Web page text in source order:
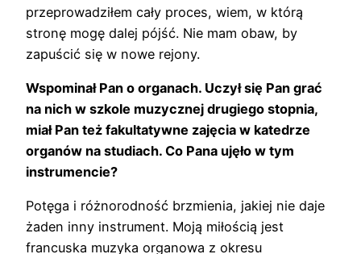
przeprowadziłem cały proces, wiem, w którą
stronę mogę dalej pójść. Nie mam obaw, by
zapuścić się w nowe rejony.
Wspominał Pan o organach. Uczył się Pan grać
na nich w szkole muzycznej drugiego stopnia,
miał Pan też fakultatywne zajęcia w katedrze
organów na studiach. Co Pana ujęło w tym
instrumencie?
Potęga i różnorodność brzmienia, jakiej nie daje
żaden inny instrument. Moją miłością jest
francuska muzyka organowa z okresu